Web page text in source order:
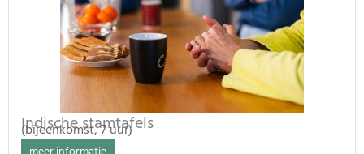
Indische stamtafels
(bijeenkomst, 7 uur)